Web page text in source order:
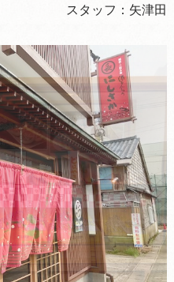
スタッフ： 矢津田